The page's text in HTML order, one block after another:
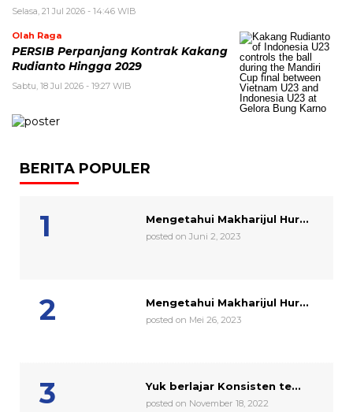
Selasa, 21 Jul 2026 - 14:46 WIB
Olah Raga
PERSIB Perpanjang Kontrak Kakang
Rudianto Hingga 2029
Sabtu, 18 Jul 2026 - 19:27 WIB
BERITA POPULER
Mengetahui Makharijul Hur...
posted on Juni 2, 2023
Mengetahui Makharijul Hur...
posted on Mei 26, 2023
Yuk berlajar Konsisten te...
posted on November 18, 2022